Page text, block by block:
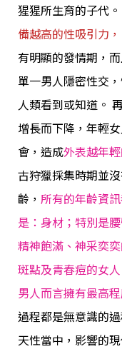
猩猩所生育的子代。
備越高的性吸引力
有明顯的發情期，
單一男人隱密性交
人類看到或知道。
增長而下降，年輕
會，造成外表越年
古狩獵採集時期並
齡， 所有的年齡資
是：身材；特別是
精神飽滿、神采奕
斑點及青春痘的女
男人而言擁有最高
過程都是無意識的
天性當中，影響的